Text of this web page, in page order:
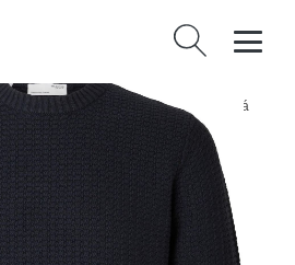
Vyhledávání
Svetr 'THIM' Selected Homme noční modrá